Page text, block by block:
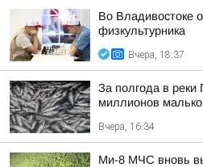
Во Владивостоке
физкультурника
Вчера, 18:37
За полгода в
миллионов
Вчера, 16:34
Ми-8 МЧС вновь